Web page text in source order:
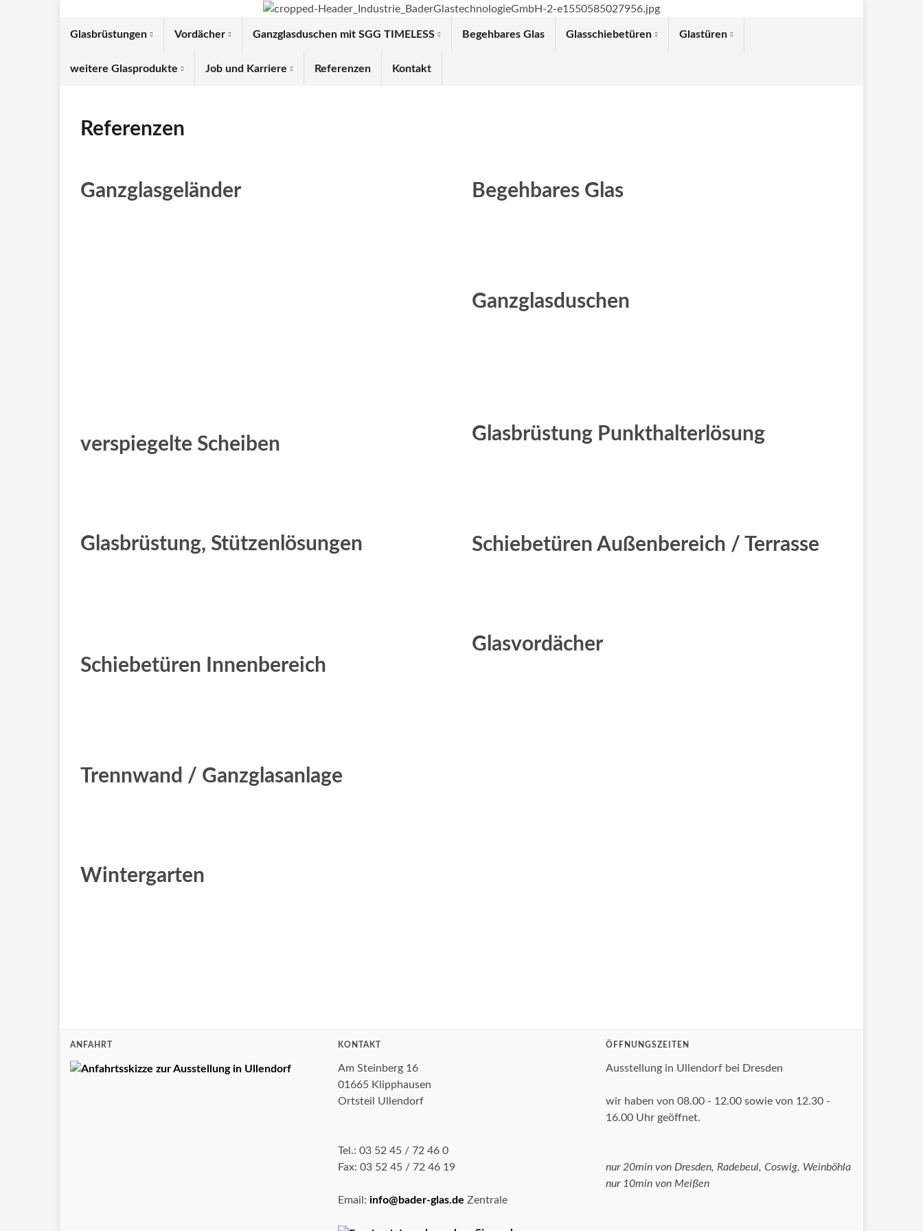
Glasbrüstungen Vordächer Ganzglasduschen mit SGG TIMELESS Begehbares Glas Glasschiebetüren Glastüren
weitere Glasprodukte Job und Karriere Referenzen Kontakt
Referenzen
Ganzglasgeländer
verspiegelte Scheiben
Glasbrüstung, Stützenlösungen
Schiebetüren Innenbereich
Trennwand / Ganzglasanlage
Wintergarten
Begehbares Glas
Ganzglasduschen
Glasbrüstung Punkthalterlösung
Schiebetüren Außenbereich / Terrasse
Glasvordächer
ANFAHRT KONTAKT
Am Steinberg 16
01665 Klipphausen
Ortsteil Ullendorf
Tel.: 03 52 45 / 72 46 0
Fax: 03 52 45 / 72 46 19
Email: info@bader-glas.de Zentrale
ÖFFNUNGSZEITEN
Ausstellung in Ullendorf bei Dresden
wir haben von 08.00 - 12.00 sowie von 12.30 -
16.00 Uhr geöffnet.
nur 20min von Dresden, Radebeul, Coswig, Weinböhla
nur 10min von Meißen